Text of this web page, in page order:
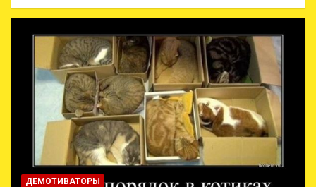
ДЕМОТИВАТОРЫ